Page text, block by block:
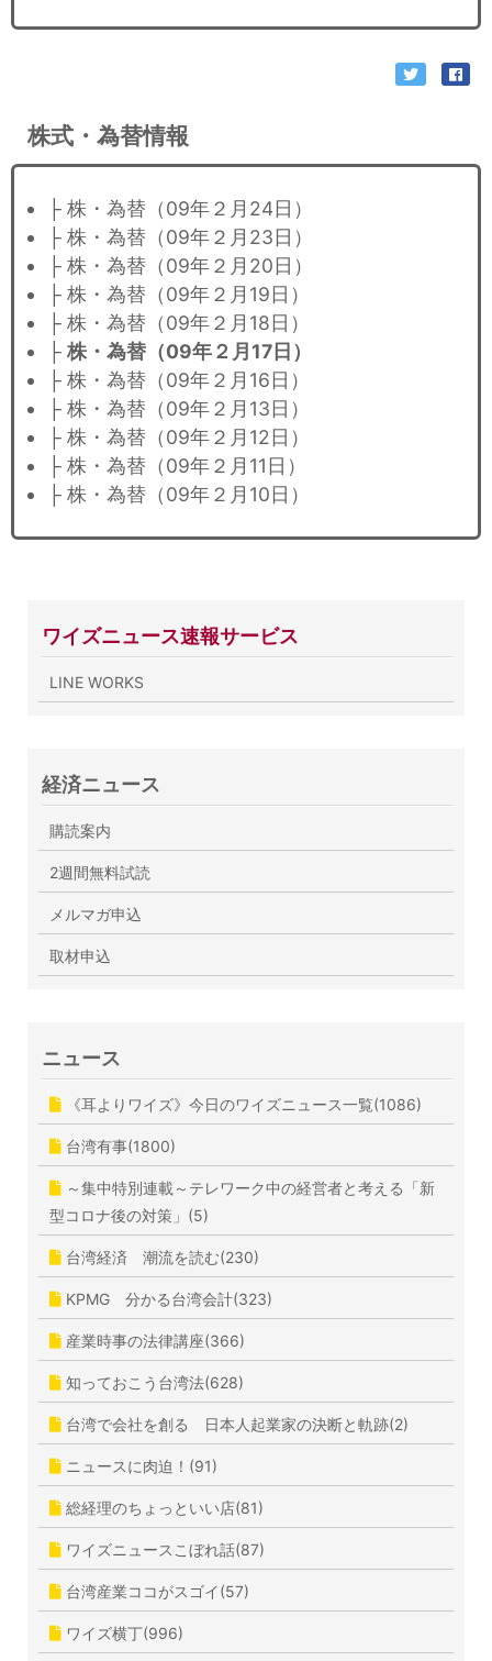
株式・為替情報
├ 株・為替（09年２月24日）
├ 株・為替（09年２月23日）
├ 株・為替（09年２月20日）
├ 株・為替（09年２月19日）
├ 株・為替（09年２月18日）
├ 株・為替（09年２月17日）
├ 株・為替（09年２月16日）
├ 株・為替（09年２月13日）
├ 株・為替（09年２月12日）
├ 株・為替（09年２月11日）
├ 株・為替（09年２月10日）
ワイズニュース速報サービス
LINE WORKS
経済ニュース
購読案内
2週間無料試読
メルマガ申込
取材申込
ニュース
《耳よりワイズ》今日のワイズニュース一覧(1086)
台湾有事(1800)
～集中特別連載～テレワーク中の経営者と考える「新
型コロナ後の対策」(5)
台湾経済 潮流を読む(230)
KPMG 分かる台湾会計(323)
産業時事の法律講座(366)
知っておこう台湾法(628)
台湾で会社を創る 日本人起業家の決断と軌跡(2)
ニュースに肉迫！(91)
総経理のちょっといい店(81)
ワイズニュースこぼれ話(87)
台湾産業ココがスゴイ(57)
ワイズ横丁(996)